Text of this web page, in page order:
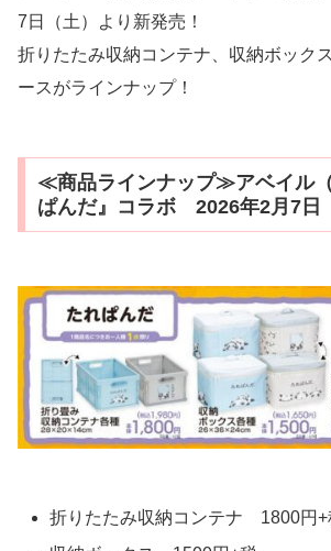
7日（土）より新発売！
折りたたみ収納コンテナ、収納ボック
ースがラインナップ！
≪商品ラインナップ≫アベイル
ぱんだ』コラボ 2026年2月7日
折りたたみ収納コンテナ 1800円+